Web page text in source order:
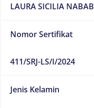
LAURA SICILIA
Nomor Sertifikat
411/SRJ-LS/I/2024
Jenis Kelamin